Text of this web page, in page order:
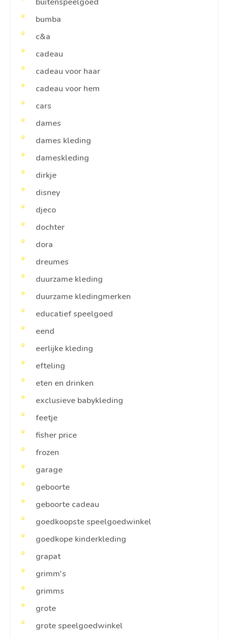
bumba
c&a
cadeau
cadeau voor haar
cadeau voor hem
cars
dames
dames kleding
dameskleding
dirkje
disney
djeco
dochter
dora
dreumes
duurzame kleding
duurzame kledingmerken
educatief speelgoed
eend
eerlijke kleding
efteling
eten en drinken
exclusieve babykleding
feetje
fisher price
frozen
garage
geboorte
geboorte cadeau
goedkoopste speelgoedwinkel
goedkope kinderkleding
grapat
grimm's
grimms
grote
grote speelgoedwinkel